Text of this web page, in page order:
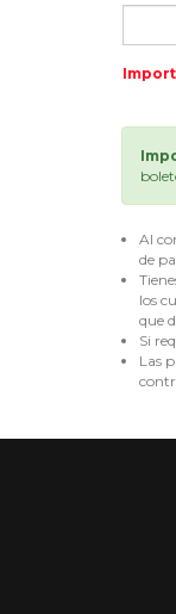
Al
de
los
que
Si
Las